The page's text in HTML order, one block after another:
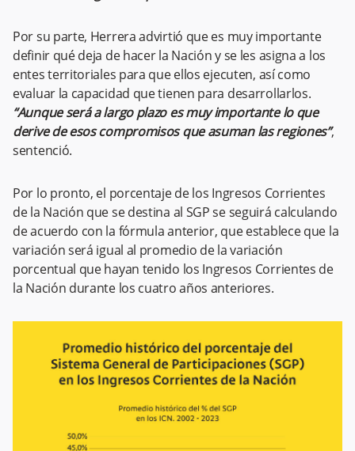
Por su parte, Herrera advirtió que es muy importante
definir qué deja de hacer la Nación y se les asigna a los
entes territoriales para que ellos ejecuten, así como
evaluar la capacidad que tienen para desarrollarlos.
“Aunque será a largo plazo es muy importante lo que
derive de esos compromisos que asuman las regiones”,
sentenció.
Por lo pronto, el porcentaje de los Ingresos Corrientes
de la Nación que se destina al SGP se seguirá calculando
de acuerdo con la fórmula anterior, que establece que la
variación será igual al promedio de la variación
porcentual que hayan tenido los Ingresos Corrientes de
la Nación durante los cuatro años anteriores.